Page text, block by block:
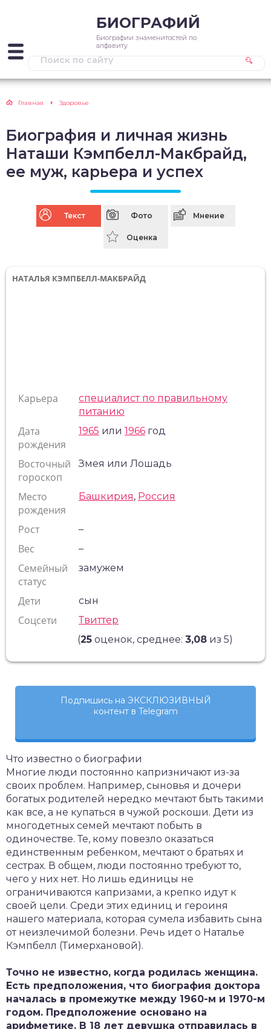
БИОГРАФИЙ
Биографии знаменитостей по
алфавиту
Главная Здоровье
Биография и личная жизнь
Наташи Кэмпбелл-Макбрайд,
ее муж, карьера и успех
Текст Фото Мнение
Оценка
НАТАЛЬЯ КЭМПБЕЛЛ-МАКБРАЙД
Карьера
специалист по правильному
питанию
Дата
рождения
1965 или 1966 год
Восточный
гороскоп
Змея или Лошадь
Место
рождения
Башкирия, Россия
Рост –
Вес –
Семейный
статус
замужем
Дети сын
Соцсети
Твиттер
(25оценок, среднее: 3,08из 5)
Подпишись на ЭКСКЛЮЗИВНЫЙ
контент в Telegram
Что известно о биографии
Многие люди постоянно капризничают из-за
своих проблем. Например, сыновья и дочери
богатых родителей нередко мечтают быть такими
как все, а не купаться в чужой роскоши. Дети из
многодетных семей мечтают побыть в
одиночестве. Те, кому повезло оказаться
единственным ребенком, мечтают о братьях и
сестрах. В общем, люди постоянно требуют то,
чего у них нет. Но лишь единицы не
ограничиваются капризами, а крепко идут к
своей цели. Среди этих единиц и героиня
нашего материала, которая сумела избавить сына
от неизлечимой болезни. Речь идет о Наталье
Кэмпбелл (Тимерхановой).
Точно не известно, когда родилась женщина.
Есть предположения, что биография доктора
началась в промежутке между 1960-м и 1970-м
годом. Предположение основано на
арифметике. В 18 лет девушка отправилась в